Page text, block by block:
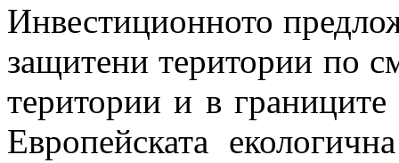
Инвестиционното
защитени територии по
територии и в
Европейската